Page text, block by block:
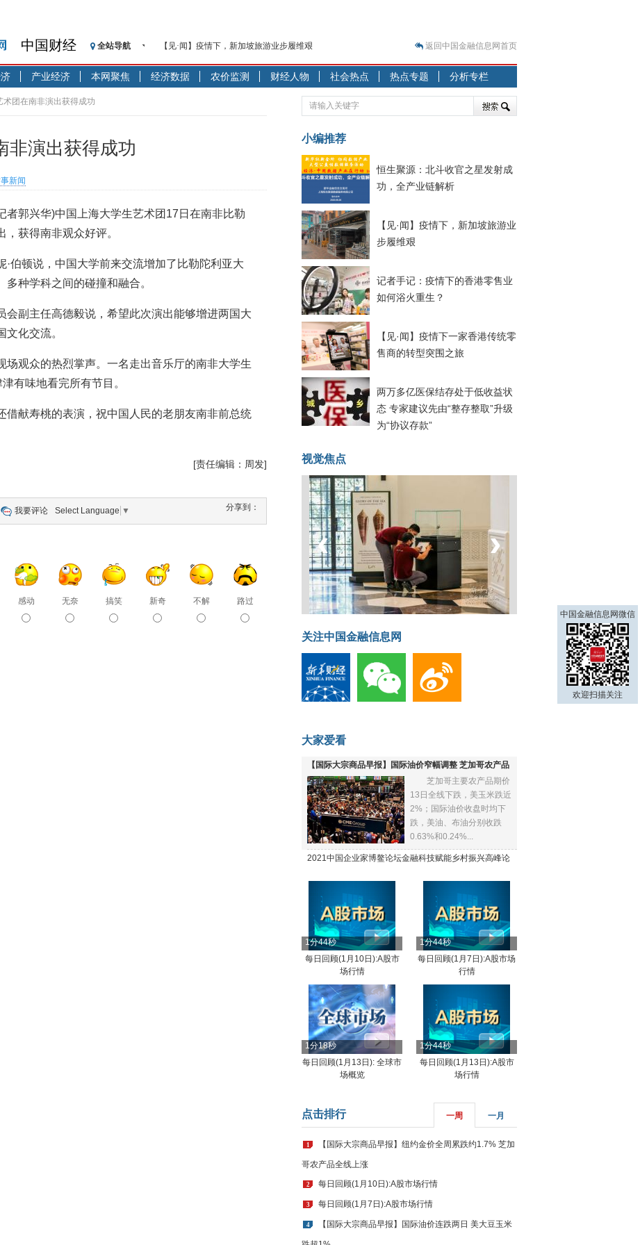
中国财经 全站导航
【见·闻】疫情下，新加坡旅游业步履维艰
记者手记：疫情下的香港零售业如何浴火重生？
【见·闻】疫情下一家香港传统零售商的转型突围之旅
济安金信：中国基金市场数据分析周报（2020. 07.27—2020.07.31）
【新华财经调查】同业存单、结构性存款玩起“跷跷板” 结构性失衡藏
央行公开市场净投放300亿元 短端资金利率明显下行
基本面及股市双轮冲击 债市回调十年期债表现最弱
沥青期货连续两日涨逾3% 沪银及两粕涨势喜人
恒生聚源：北斗收官之星发射成功，全产业链解析
济安金信：中国基金市场数据分析周报（2020. 08.17—2020.08.21）
返回中国金融信息网首页
产业经济 本网聚焦 经济数据 农价监测 财经人物 社会热点 热点专题 分析专栏
术团在南非演出获得成功
非演出获得成功
新闻
者郭兴华)中国上海大学生艺术团17日在南非比勒
获得南非观众好评。
·伯顿说，中国大学前来交流增加了比勒陀利亚大
种学科之间的碰撞和融合。
会副主任高德毅说，希望此次演出能够增进两国大
化交流。
场观众的热烈掌声。一名走出音乐厅的南非大学生
有味地看完所有节目。
借献寿桃的表演，祝中国人民的老朋友南非前总统
[责任编辑：周发]
我要评论 Select Language ▼ 分享到：
感动 无奈 搞笑 新奇 不解 路过
小编推荐
恒生聚源：北斗收官之星发射成
功，全产业链解析
【见·闻】疫情下，新加坡旅游业
步履维艰
记者手记：疫情下的香港零售业
如何浴火重生？
【见·闻】疫情下一家香港传统零
售商的转型突围之旅
两万多亿医保结存处于低收益状
态 专家建议先由“整存整取”升级
为“协议存款”
视觉焦点
菲律宾：防疫降级
‹ ›
关注中国金融信息网
大家爱看
【国际大宗商品早报】国际油价窄幅调整 芝加哥农产品
全线下跌
芝加哥主要农产品期价
13日全线下跌，美玉米跌近
2%；国际油价收盘时均下
跌，美油、布油分别收跌
0.63%和0.24%...
2021中国企业家博鳌论坛金融科技赋能乡村振兴高峰论
1分44秒
每日回顾(1月10日):A股市
场行情
1分44秒
每日回顾(1月7日):A股市场
行情
1分18秒
每日回顾(1月13日): 全球市
场概览
1分44秒
每日回顾(1月13日):A股市
场行情
点击排行 一周 一月
1 【国际大宗商品早报】纽约金价全周累跌约1.7% 芝加
哥农产品全线上涨
2 每日回顾(1月10日):A股市场行情
3 每日回顾(1月7日):A股市场行情
4 【国际大宗商品早报】国际油价连跌两日 美大豆玉米
中国金融信息网微信
欢迎扫描关注